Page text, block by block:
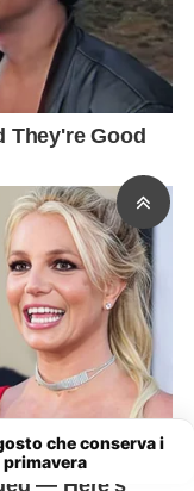
che conserva i